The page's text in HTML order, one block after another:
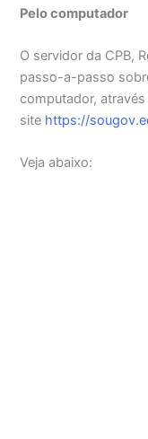
Pelo computador
O servidor da CPB,
passo-a-passo
computador, através
site https://
Veja abaixo: